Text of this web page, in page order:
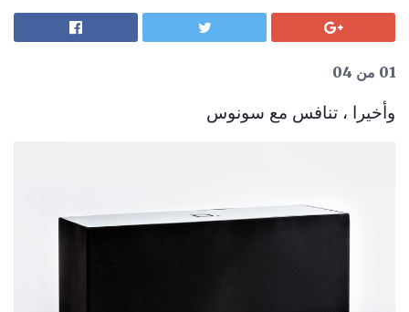
01 من 04
وأخيرا ، تنافس مع سونوس